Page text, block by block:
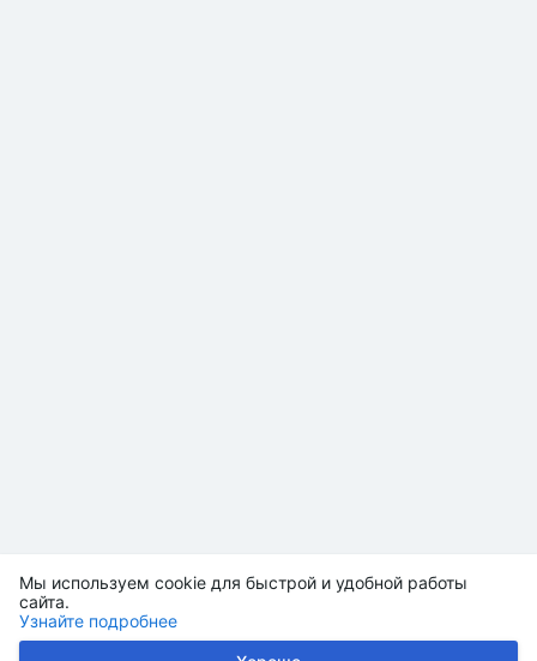
Мы используем cookie для быстрой и удобной работы
сайта.
Узнайте подробнее